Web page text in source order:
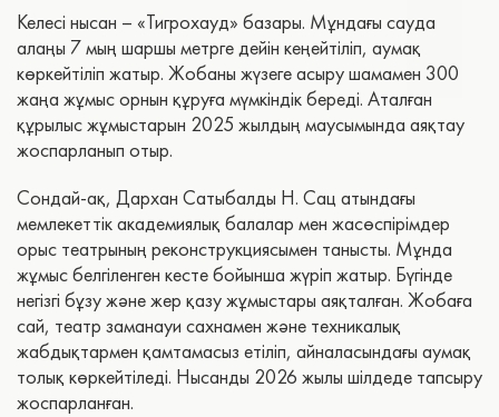
Келесі нысан – «Тигрохауд» базары. Мұндағы сауда
алаңы 7 мың шаршы метрге дейін кеңейтіліп, аумақ
көркейтіліп жатыр. Жобаны жүзеге асыру шамамен 300
жаңа жұмыс орнын құруға мүмкіндік береді. Аталған
құрылыс жұмыстарын 2025 жылдың маусымында аяқтау
жоспарланып отыр.
Сондай-ақ, Дархан Сатыбалды Н. Сац атындағы
мемлекеттік академиялық балалар мен жасөспірімдер
орыс театрының реконструкциясымен танысты. Мұнда
жұмыс белгіленген кесте бойынша жүріп жатыр. Бүгінде
негізгі бұзу және жер қазу жұмыстары аяқталған. Жобаға
сай, театр заманауи сахнамен және техникалық
жабдықтармен қамтамасыз етіліп, айналасындағы аумақ
толық көркейтіледі. Нысанды 2026 жылы шілдеде тапсыру
жоспарланған.